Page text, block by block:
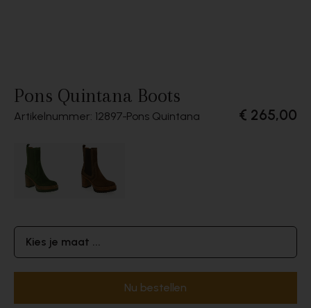
Pons Quintana Boots
Artikelnummer: 12897 Pons Quintana € 265,00
Kies je maat ...
Nu bestellen